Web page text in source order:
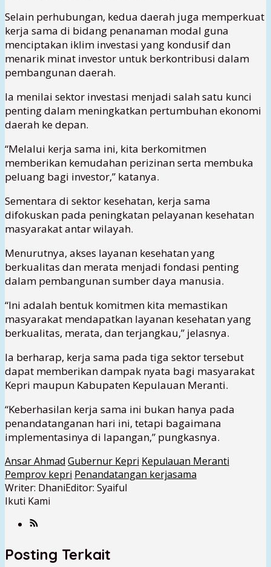
Selain perhubungan, kedua daerah juga memperkuat
kerja sama di bidang penanaman modal guna
menciptakan iklim investasi yang kondusif dan
menarik minat investor untuk berkontribusi dalam
pembangunan daerah.
Ia menilai sektor investasi menjadi salah satu kunci
penting dalam meningkatkan pertumbuhan ekonomi
daerah ke depan.
“Melalui kerja sama ini, kita berkomitmen
memberikan kemudahan perizinan serta membuka
peluang bagi investor,” katanya.
Sementara di sektor kesehatan, kerja sama
difokuskan pada peningkatan pelayanan kesehatan
masyarakat antar wilayah.
Menurutnya, akses layanan kesehatan yang
berkualitas dan merata menjadi fondasi penting
dalam pembangunan sumber daya manusia.
“Ini adalah bentuk komitmen kita memastikan
masyarakat mendapatkan layanan kesehatan yang
berkualitas, merata, dan terjangkau,” jelasnya.
Ia berharap, kerja sama pada tiga sektor tersebut
dapat memberikan dampak nyata bagi masyarakat
Kepri maupun Kabupaten Kepulauan Meranti.
“Keberhasilan kerja sama ini bukan hanya pada
penandatanganan hari ini, tetapi bagaimana
implementasinya di lapangan,” pungkasnya.
Ansar Ahmad Gubernur Kepri Kepulauan Meranti
Pemprov kepri Penandatangan kerjasama
Writer: DhaniEditor: Syaiful
Ikuti Kami
Posting Terkait